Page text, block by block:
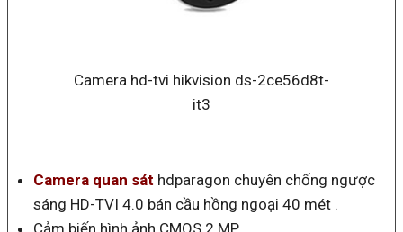
Camera hd-tvi hikvision ds-2ce56d8t-
it3
Camera quan sát hdparagon chuyên chống ngược
sáng HD-TVI 4.0 bán cầu hồng ngoại 40 mét .